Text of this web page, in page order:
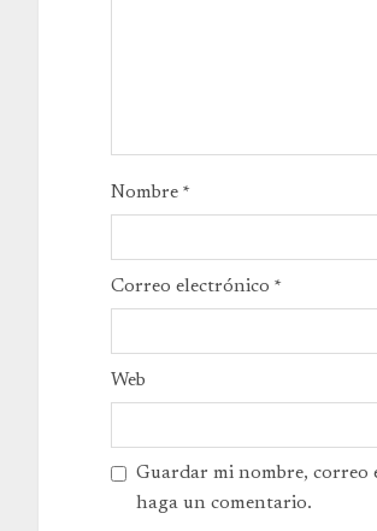
Nombre *
Correo electrónico *
Web
Guardar mi nombre, correo
haga un comentario.